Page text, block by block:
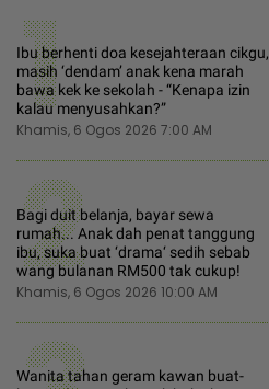
1
Ibu berhenti doa kesejahteraan cikgu,
masih ‘dendam’ anak kena marah
bawa kek ke sekolah - “Kenapa izin
kalau menyusahkan?”
Khamis, 6 Ogos 2026 7:00 AM
2
Bagi duit belanja, bayar sewa
rumah... Anak dah penat tanggung
ibu, suka buat ‘drama‘ sedih sebab
wang bulanan RM500 tak cukup!
Khamis, 6 Ogos 2026 10:00 AM
Wanita tahan geram kawan buat-